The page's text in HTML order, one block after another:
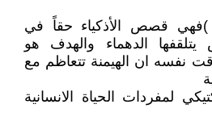
)فهي قصص الأذكياء حقاً في
يتلقفها الدهماء والهدف هو
نفسه ان الهيمنة تتعاظم مع
لمفردات الحياة الانسانية